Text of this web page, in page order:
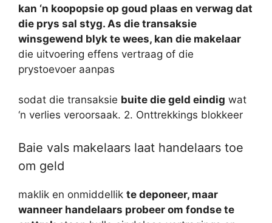
kan ‘n koopopsie op goud plaas en verwag dat
die prys sal styg. As die transaksie
winsgewend blyk te wees, kan die makelaar
die uitvoering effens vertraag of die
prystoevoer aanpas
sodat die transaksie buite die geld eindig wat
‘n verlies veroorsaak. 2. Onttrekkings blokkeer
Baie vals makelaars laat handelaars toe
om geld
maklik en onmiddellik te deponeer, maar
wanneer handelaars probeer om fondse te